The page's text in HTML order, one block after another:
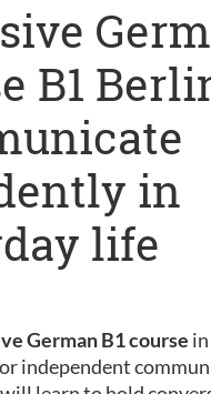
B1
in
life
German B1 course
independent